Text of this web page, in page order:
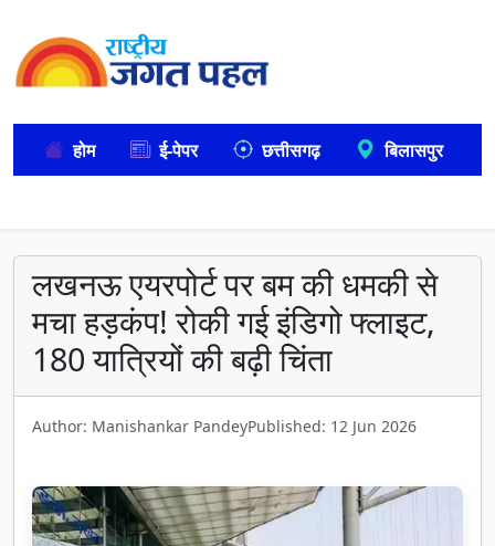
होम ई-पेपर छत्तीसगढ़ बिलासपुर
लखनऊ एयरपोर्ट पर बम की धमकी से
मचा हड़कंप! रोकी गई इंडिगो फ्लाइट,
180 यात्रियों की बढ़ी चिंता
Author: Manishankar PandeyPublished: 12 Jun 2026